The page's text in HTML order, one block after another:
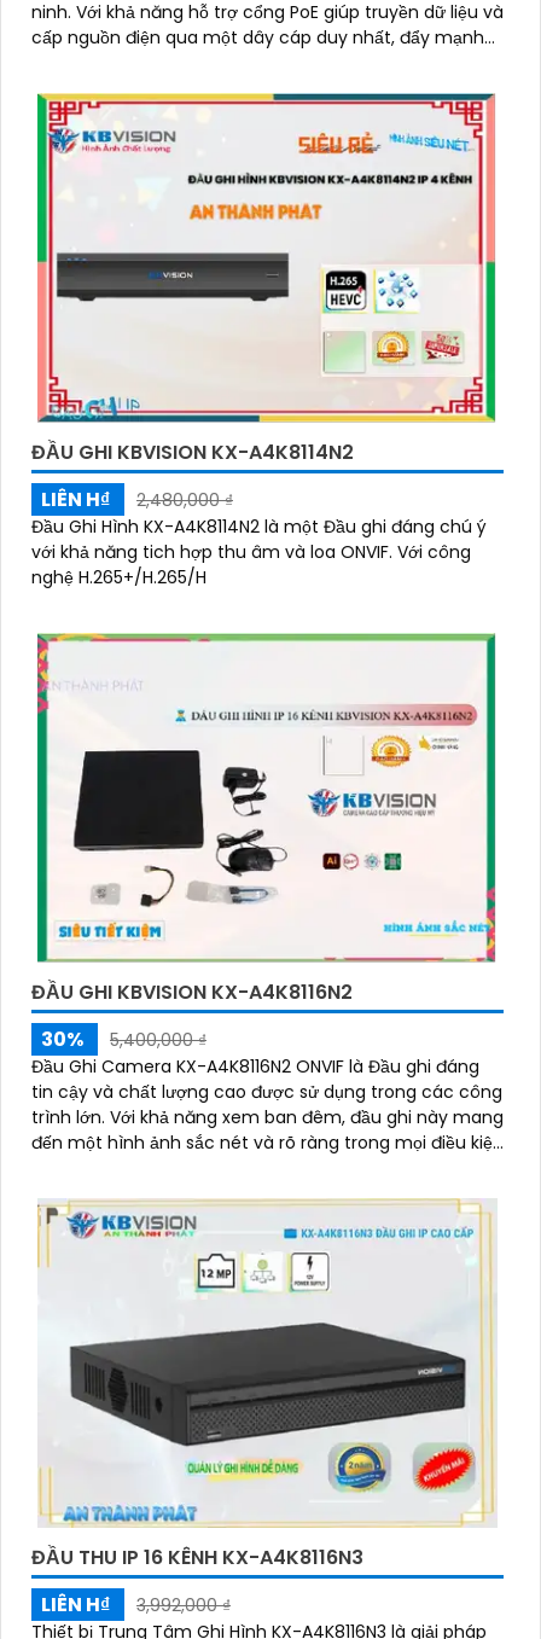
ninh. Với khả năng hỗ trợ cổng PoE giúp truyền dữ liệu và
cấp nguồn điện qua một dây cáp duy nhất, đẩy mạnh
ĐẦU GHI KBVISION KX-A4K8114N2
LIÊN H₫
2,480,000 ₫
Đầu Ghi Hình KX-A4K8114N2 là một Đầu ghi đáng chú ý
với khả năng tich hợp thu âm và loa ONVIF. Với công
nghệ H.265+/H.265/H
ĐẦU GHI KBVISION KX-A4K8116N2
30%
5,400,000 ₫
Đầu Ghi Camera KX-A4K8116N2 ONVIF là Đầu ghi đáng
tin cậy và chất lượng cao được sử dụng trong các công
trình lớn. Với khả năng xem ban đêm, đầu ghi này mang
đến một hình ảnh sắc nét và rõ ràng trong mọi điều kiện
ĐẦU THU IP 16 KÊNH KX-A4K8116N3
LIÊN H₫
3,992,000 ₫
Thiết bị Trung Tâm Ghi Hình KX-A4K8116N3 là giải pháp